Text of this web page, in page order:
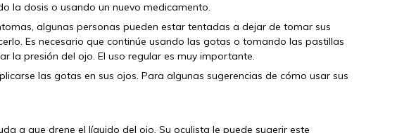
la dosis o usando un nuevo medicamento.
algunas personas pueden estar tentadas a dejar de tomar sus
Es necesario que continúe usando las gotas o tomando las pastillas
la presión del ojo. El uso regular es muy importante.
las gotas en sus ojos. Para algunas sugerencias de cómo usar sus
a que drene el líquido del ojo. Su oculista le puede sugerir este